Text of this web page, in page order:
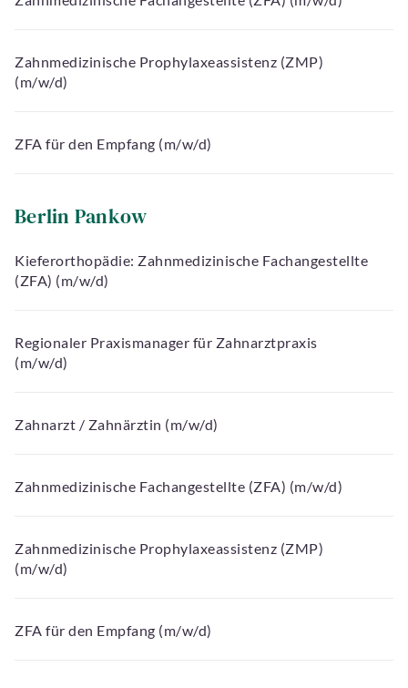
Zahnmedizinische Prophylaxeassistenz (ZMP)
(m/w/d)
ZFA für den Empfang (m/w/d)
Berlin Pankow
Kieferorthopädie: Zahnmedizinische Fachangestellte
(ZFA) (m/w/d)
Regionaler Praxismanager für Zahnarztpraxis
(m/w/d)
Zahnarzt / Zahnärztin (m/w/d)
Zahnmedizinische Fachangestellte (ZFA) (m/w/d)
Zahnmedizinische Prophylaxeassistenz (ZMP)
(m/w/d)
ZFA für den Empfang (m/w/d)